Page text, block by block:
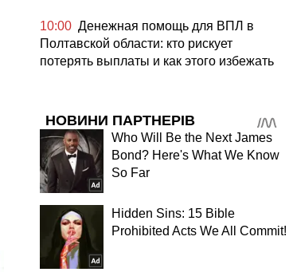
10:00 Денежная помощь для ВПЛ в
Полтавской области: кто рискует
потерять выплаты и как этого избежать
НОВИНИ ПАРТНЕРІВ
Who Will Be the Next James
Bond? Here's What We Know
So Far
Hidden Sins: 15 Bible
Prohibited Acts We All Commit!